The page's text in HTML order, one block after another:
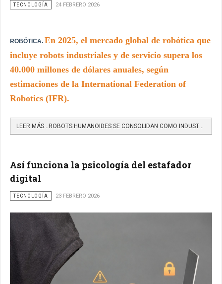
TECNOLOGÍA 24 FEBRERO 2026
ROBÓTICA. En 2025, el mercado global de robótica que
incluye robots industriales y de servicio supera los
40.000 millones de dólares anuales, según
estimaciones de la International Federation of
Robotics (IFR).
LEER MÁS…ROBOTS HUMANOIDES SE CONSOLIDAN COMO INDUSTRIA GLOBAL CON PROYECCIÓN DE 5 BILLONES DE DÓLARES...
Así funciona la psicología del estafador
digital
TECNOLOGÍA 23 FEBRERO 2026